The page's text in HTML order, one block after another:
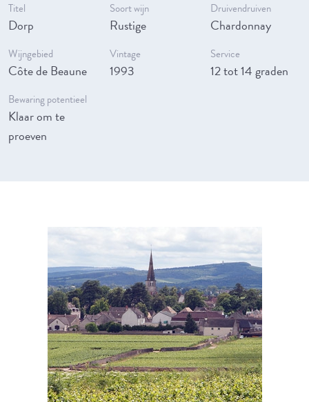
Titel
Dorp
Soort wijn
Rustige
Druivendruiven
Chardonnay
Wijngebied
Côte de Beaune
Vintage
1993
Service
12 tot 14 graden
Bewaring potentieel
Klaar om te
proeven